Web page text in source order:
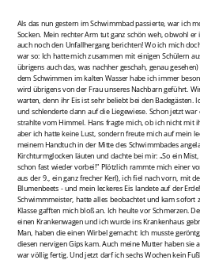
Als das nun gestern im Schwimmbad passierte, war ich
Socken. Mein rechter Arm tut ganz schön weh, obwohl
auch noch den Unfallhergang berichten! Wo ich mich
war so: Ich hatte mich zusammen mit einigen Schülern
übrigens auch das, was nachher geschah, genau
dem Schwimmen im kalten Wasser habe ich immer
wird übrigens von der Frau unseres Nachbarn geführt.
warten, denn ihr Eis ist sehr beliebt bei den Badegästen.
und schlenderte dann auf die Liegewiese. Schon jetzt
strahlte vom Himmel. Hans fragte mich, ob ich nicht mit
aber ich hatte keine Lust, sondern freute mich auf mein
meinem Handtuch in der Mitte des Schwimmbades
Kirchturmglocken läuten und dachte bei mir: „So ein
schon fast wieder vorbei!" Plötzlich rammte mich einer
aus der 9., ein ganz frecher Kerl), ich fiel nach vorn, mit
Blumenbeets - und mein leckeres Eis landete auf der
Schwimmmeister, hatte alles beobachtet und kam sofort
Klasse gafften mich bloß an. Ich heulte vor Schmerzen.
einen Krankenwagen und ich wurde ins Krankenhaus
Man, haben die einen Wirbel gemacht: Ich musste
diesen nervigen Gips kam. Auch meine Mutter haben sie
war völlig fertig. Und jetzt darf ich sechs Wochen kein